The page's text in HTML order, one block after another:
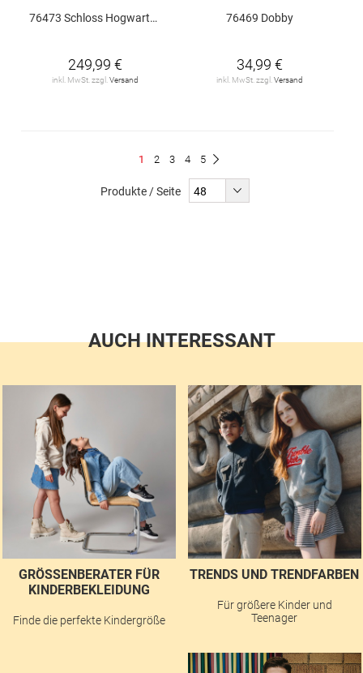
76473 Schloss Hogwarts: Ostflügel
249,99 €
inkl. MwSt. zzgl. Versand
76469 Dobby
34,99 €
inkl. MwSt. zzgl. Versand
Du
1 Seite
2 Seite
3 Seite
4 Seite
5
Produkte / Seite
AUCH INTERESSANT
GRÖSSENBERATER FÜR K
INDERBEKLEIDUNG
Finde die perfekte Kindergröße
TRENDS UND TRENDFARBEN
Für größere Kinder und
Teenager